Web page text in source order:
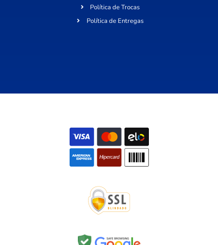
Política de Trocas
Política de Entregas